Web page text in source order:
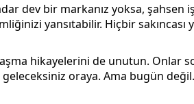
dev bir markanız yoksa, şahsen
yansıtabilir. Hiçbir sakıncası
hikayelerini de unutun. Onlar
oraya. Ama bugün